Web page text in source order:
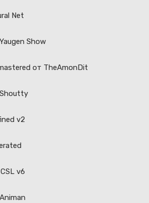
Net
Show
от TheAmonDit
Shoutty
v2
v6